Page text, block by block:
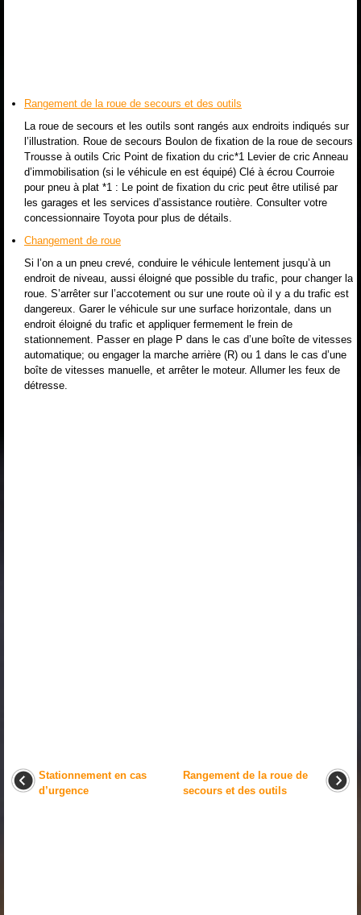
Rangement de la roue de secours et des outils
La roue de secours et les outils sont rangés aux endroits indiqués sur
l’illustration. Roue de secours Boulon de fixation de la roue de secours
Trousse à outils Cric Point de fixation du cric*1 Levier de cric Anneau
d’immobilisation (si le véhicule en est équipé) Clé à écrou Courroie
pour pneu à plat *1 : Le point de fixation du cric peut être utilisé par
les garages et les services d’assistance routière. Consulter votre
concessionnaire Toyota pour plus de détails.
Changement de roue
Si l’on a un pneu crevé, conduire le véhicule lentement jusqu’à un
endroit de niveau, aussi éloigné que possible du trafic, pour changer la
roue. S’arrêter sur l’accotement ou sur une route où il y a du trafic est
dangereux. Garer le véhicule sur une surface horizontale, dans un
endroit éloigné du trafic et appliquer fermement le frein de
stationnement. Passer en plage P dans le cas d’une boîte de vitesses
automatique; ou engager la marche arrière (R) ou 1 dans le cas d’une
boîte de vitesses manuelle, et arrêter le moteur. Allumer les feux de
détresse.
Stationnement en cas
d’urgence
Rangement de la roue de
secours et des outils